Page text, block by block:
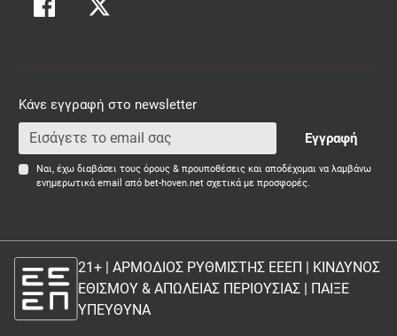
Κάνε εγγραφή στο newsletter
Εγγραφή
Ναι, έχω διαβάσει τους όρους & προυποθέσεις και αποδέχομαι να λαμβάνω
ενημερωτικά email από bet-hoven.net σχετικά με προσφορές.
21+ | ΑΡΜΟΔΙΟΣ ΡΥΘΜΙΣΤΗΣ ΕΕΕΠ | ΚΙΝΔΥΝΟΣ
ΕΘΙΣΜΟΥ & ΑΠΩΛΕΙΑΣ ΠΕΡΙΟΥΣΙΑΣ | ΠΑΙΞΕ
ΥΠΕΥΘΥΝΑ